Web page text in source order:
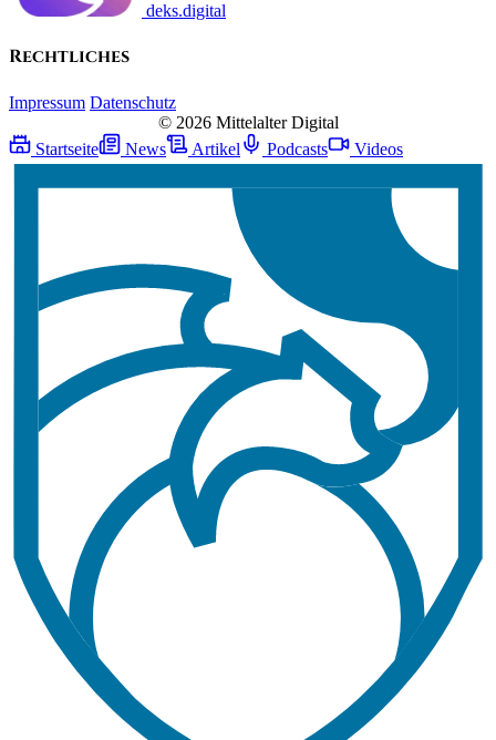
deks.digital
Rechtliches
Impressum Datenschutz
© 2026 Mittelalter Digital
Startseite
News Artikel Podcasts Videos